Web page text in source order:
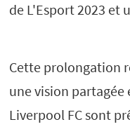
de L'Esport 2023 et
Cette prolongation
une vision
Liverpool FC sont